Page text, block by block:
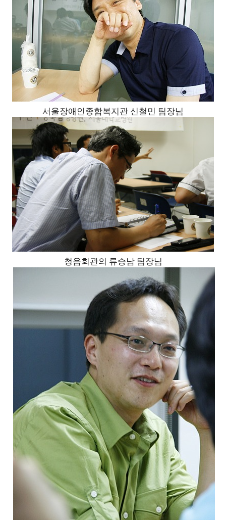
서울장애인종합복지관 신철민 팀장님
청음회관의 류승남 팀장님